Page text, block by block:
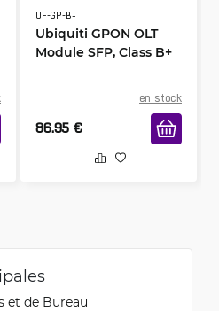
UF-GP-B+
Ubiquiti GPON OLT
Module SFP, Class B+
en stock
86.95 €
et de Bureau